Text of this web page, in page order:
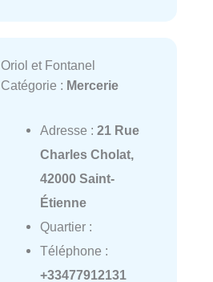
Oriol et Fontanel
Catégorie : Mercerie
Adresse : 21 Rue
Charles Cholat,
42000 Saint-
Étienne
Quartier :
Téléphone :
+33477912131